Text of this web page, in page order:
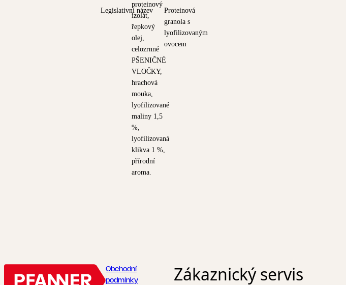
proteinový
izolát,
řepkový
olej,
celozrnné
PŠENIČNÉ
VLOČKY,
hrachová
mouka,
lyofilizované
maliny 1,5
%,
lyofilizovaná
klikva 1 %,
přírodní
aroma.
Legislativní název
Proteinová
granola s
lyofilizovaným
ovocem
Obchodní
podmínky
Zákaznický servis